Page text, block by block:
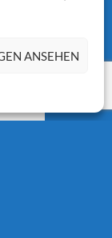
ANSEHEN